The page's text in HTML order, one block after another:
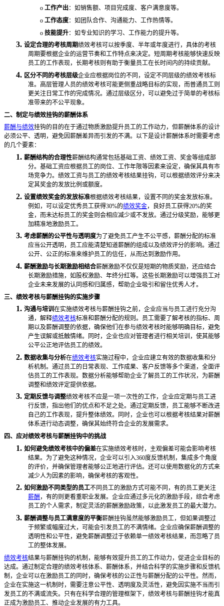
o 工作产出：如销售额、项目完成度、客户满意度等。
o 工作态度：如团队合作、沟通能力、工作热情等。
o 技能提升：如专业知识的学习、工作能力的提升等。
3. 设定合理的考核周期绩效考核可以按季度、半年或年度进行，具体的考核
周期要根据企业的运营节奏和工作特点来决定。短周期考核能够快速反映
员工的工作表现，长期考核则有助于衡量员工在长时间内的持续贡献。
4. 区分不同的考核层级企业应根据岗位的不同，设定不同层级的绩效考核标
准。高层管理人员的绩效考核可能更侧重战略目标的实现，而普通员工则
更关注日常工作的完成情况。通过层级区分，可以避免过于简单的考核标
准带来的不公平现象。
二、制定与绩效挂钩的薪酬体系
薪酬与绩效挂钩的目的在于通过物质激励提升员工的工作动力，但薪酬体系的设计
必须公平、透明，避免因薪酬差异而引发的不满。以下是设计薪酬体系时需要考虑
的几个要素：
1. 薪酬结构的合理性薪酬结构通常包括基础工资、绩效工资、奖金等组成部
分。基础工资应根据员工的岗位、工作年限等因素来设定，确保其具有市
场竞争力。绩效工资与员工的绩效考核结果挂钩，可以根据绩效评分来决
定其奖金的发放比例或额度。
2. 设置绩效奖金的发放标准根据绩效考核结果，设置不同的奖金发放标准。
例如，可以设定优秀员工获得30%的绩效奖金，良好员工获得20%的奖
金，而未达标员工的奖金则会相应减少或不发放。通过分级奖励，能够更
加精准地激励员工。
3. 考虑薪酬的公平性与透明度为了避免员工产生不公平感，薪酬分配的标准
应当公开透明，员工应能清楚知道薪酬的组成以及绩效评分的影响。通过
公开、公正的标准来维护员工的信任，从而达到激励作用。
4. 薪酬激励与长期激励相结合薪酬激励不仅仅是短期的物质奖励，还应结合
长期激励措施，如股权激励、年终分红等。这些长期激励可以增强员工对
企业未来发展的认同感和归属感，帮助企业吸引和留住优秀人才。
三、绩效考核与薪酬挂钩的实施步骤
1. 沟通与培训 在实施绩效考核与薪酬挂钩之前，企业应当与员工进行充分沟
通，解释绩效考核标准和薪酬分配的规则。员工需要了解考核的指标、周
期以及薪酬调整的依据，确保他们在参与绩效考核时能够明确目标，避免
产生误解或抵触情绪。同时，企业也应对管理者进行相关培训，使其能够
公平公正地评估员工的绩效。
2. 数据收集与分析在绩效考核实施过程中，企业应建立有效的数据收集和分
析机制。通过员工的日常表现、工作成果、客户反馈等多个渠道，全面评
估员工的工作表现。数据分析能够帮助企业了解员工的工作状况，为薪酬
调整和绩效评定提供依据。
3. 定期反馈与调整绩效考核不应是一项一次性的工作，企业应定期与员工进
行反馈，指出他们的优点和不足之处。通过定期反馈，员工能够不断改进
自己的工作表现，提升整体绩效。同时，企业也可以根据考核结果对薪酬
体系进行动态调整，确保其始终符合企业的发展需求。
四、应对绩效考核与薪酬挂钩中的挑战
1. 如何避免绩效考核中的偏差在实施绩效考核时，主观偏差可能会影响考核
结果。为了避免这种情况，企业可以引入360度反馈机制，集成多个角度
的评价，并确保管理者能够公正地进行评估。还可以使用数据化的方式来
减少人为因素的影响，确保考核的客观性。
2. 如何激励不同类型的员工不同员工的激励方式可能不同，有的员工更关注
薪酬 ，有的则更看重职业发展。企业应通过多元化的激励手段，综合考虑
员工的个人需求，制定灵活的薪酬激励政策，以此激发员工的最大潜力。
3. 薪酬调整与员工满意度的平衡薪酬挂钩虽然能够激励员工，但如果调整过
于频繁或幅度过大，可能会引发员工的不满情绪。企业应确保薪酬调整的
透明性和公平性，避免薪酬调整过于依赖单一绩效考核结果，而忽略了员
工的整体发展。
绩效考核结果与薪酬挂钩的机制，能够有效提升员工的工作动力，促进企业目标的
达成。通过制定合理的绩效考核体系、薪酬体系，并结合科学的实施步骤和反馈机
制，企业可以在激励员工的同时，确保考核的公正性与薪酬分配的公平性。然而，
企业在实施这一机制时，需要注意公平性、透明度及灵活性，避免因实施不当而引
发员工的不满或流失。只有在科学合理的管理框架下，绩效考核与薪酬挂钩才能真
正成为激励员工、推动企业发展的有力工具。